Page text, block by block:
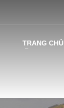
TRANG CHỦ